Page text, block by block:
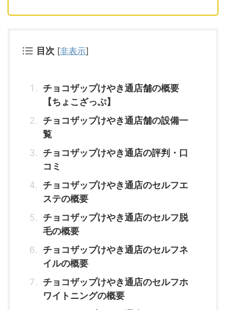
目次 [非表示]
チョコザップけやき通店舗の概要
【ちょこざっぷ】
チョコザップけやき通店舗の設備一
覧
チョコザップけやき通店の評判・口
コミ
チョコザップけやき通店のセルフエ
ステの概要
チョコザップけやき通店のセルフ脱
毛の概要
チョコザップけやき通店のセルフネ
イルの概要
チョコザップけやき通店のセルフホ
ワイトニングの概要